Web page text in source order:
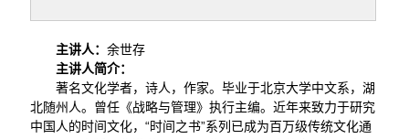
主讲人： 余世存
主讲人简介：
著名文化学者，诗人，作家。毕业于北京大学中文系，湖
北随州人。曾任《战略与管理》执行主编。近年来致力于研究
中国人的时间文化，“时间之书”系列已成为百万级传统文化通